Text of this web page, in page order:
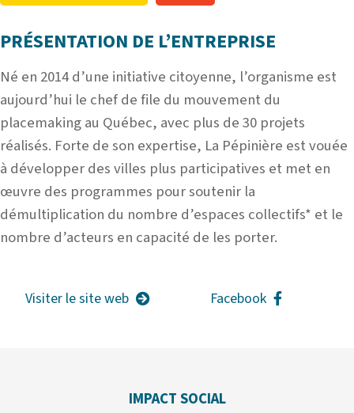
PRÉSENTATION DE L’ENTREPRISE
Né en 2014 d’une initiative citoyenne, l’organisme est
aujourd’hui le chef de file du mouvement du
placemaking au Québec, avec plus de 30 projets
réalisés. Forte de son expertise, La Pépinière est vouée
à développer des villes plus participatives et met en
œuvre des programmes pour soutenir la
démultiplication du nombre d’espaces collectifs* et le
nombre d’acteurs en capacité de les porter.
Visiter le site web Facebook
IMPACT SOCIAL